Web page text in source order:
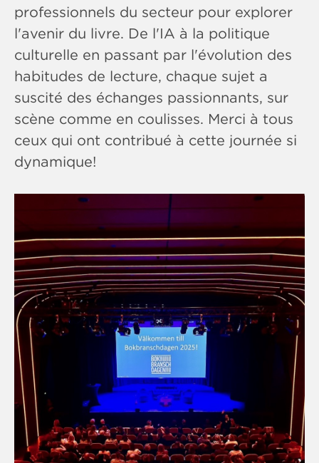
professionnels du secteur pour explorer
l'avenir du livre. De l'IA à la politique
culturelle en passant par l'évolution des
habitudes de lecture, chaque sujet a
suscité des échanges passionnants, sur
scène comme en coulisses. Merci à tous
ceux qui ont contribué à cette journée si
dynamique!